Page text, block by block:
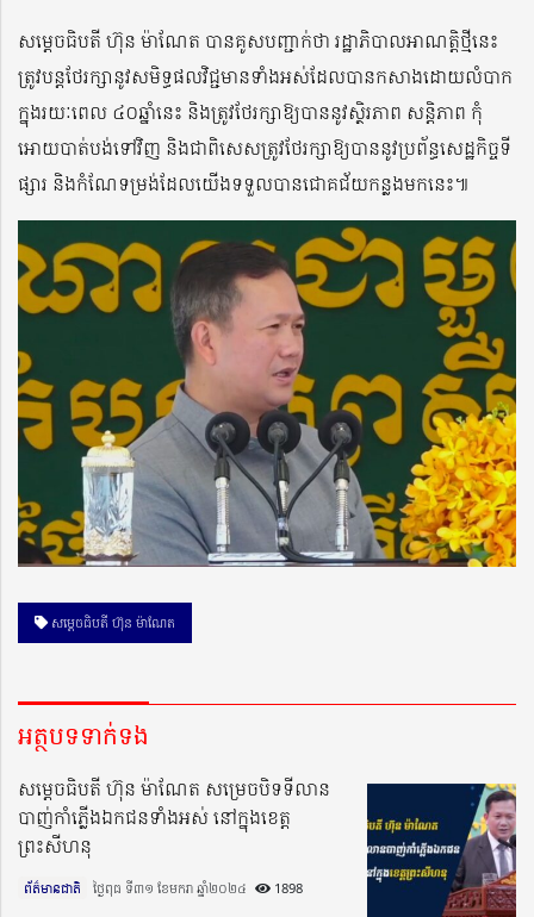
សម្តេចធិបតី ហ៊ុន ម៉ាណែត បានគូសបញ្ជាក់ថា រដ្ឋាភិបាលអាណត្តិថ្មីនេះ
ត្រូវបន្តថែរក្សានូវសមិទ្ធផលវិជ្ជមានទាំងអស់ដែលបានកសាងដោយលំបាក
ក្នុងរយៈពេល ៤០ឆ្នាំនេះ និងត្រូវថែរក្សាឱ្យបាននូវស្ថិរភាព សន្តិភាព កុំ
អោយបាត់បង់ទៅវិញ និងជាពិសេសត្រូវថែរក្សាឱ្យបាននូវប្រព័ន្ធសេដ្ឋកិច្ចទី
ផ្សារ និងកំណែទម្រង់ដែលយើងទទួលបានជោគជ័យកន្លងមកនេះ៕
សម្ដេចធិបតី ហ៊ុន ម៉ាណែត
អត្ថបទទាក់ទង
សម្ដេចធិបតី ហ៊ុន ម៉ាណែត សម្រេចបិទទីលាន
បាញ់កាំភ្លើងឯកជនទាំងអស់ នៅក្នុងខេត្ត
ព្រះសីហនុ
ព័ត៌មានជាតិ ថ្ងៃពុធ ទី៣១ ខែមករា ឆ្នាំ២០២៤​ 1898